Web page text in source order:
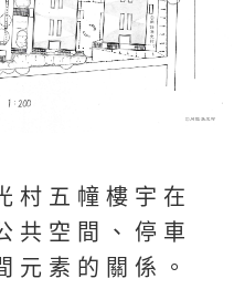
村五幢樓宇在
共空間、停車
元素的關係。